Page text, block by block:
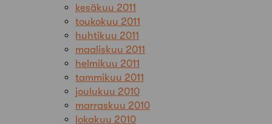
kesäkuu 2011
toukokuu 2011
huhtikuu 2011
maaliskuu 2011
helmikuu 2011
tammikuu 2011
joulukuu 2010
marraskuu 2010
lokakuu 2010